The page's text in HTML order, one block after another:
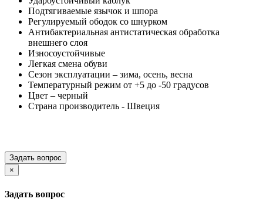
Подтягиваемые язычок и шпора
Регулируемый ободок со шнурком
Антибактериальная антистатическая обработка
внешнего слоя
Износоустойчивые
Легкая смена обуви
Сезон эксплуатации – зима, осень, весна
Температурный режим от +5 до -50 градусов
Цвет – черный
Страна производитель - Швеция
Задать вопрос
×
Задать вопрос